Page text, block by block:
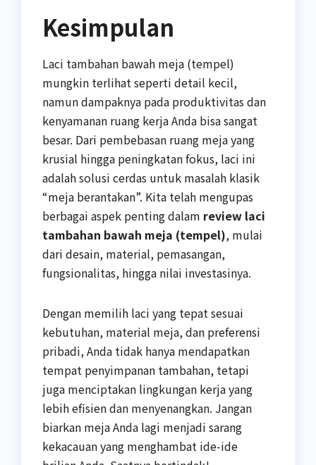
Kesimpulan
Laci tambahan bawah meja (tempel)
mungkin terlihat seperti detail kecil,
namun dampaknya pada produktivitas dan
kenyamanan ruang kerja Anda bisa sangat
besar. Dari pembebasan ruang meja yang
krusial hingga peningkatan fokus, laci ini
adalah solusi cerdas untuk masalah klasik
“meja berantakan”. Kita telah mengupas
berbagai aspek penting dalam review laci
tambahan bawah meja (tempel), mulai
dari desain, material, pemasangan,
fungsionalitas, hingga nilai investasinya.
Dengan memilih laci yang tepat sesuai
kebutuhan, material meja, dan preferensi
pribadi, Anda tidak hanya mendapatkan
tempat penyimpanan tambahan, tetapi
juga menciptakan lingkungan kerja yang
lebih efisien dan menyenangkan. Jangan
biarkan meja Anda lagi menjadi sarang
kekacauan yang menghambat ide-ide